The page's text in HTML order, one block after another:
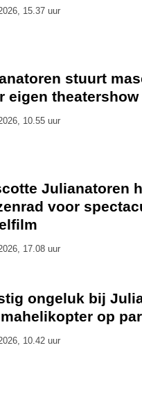
15.37 uur
stuurt
eigen theatershow
10.55 uur
Julianatoren
voor
17.08 uur
ongeluk bij
op
10.42 uur